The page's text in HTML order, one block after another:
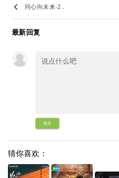
keyboard_arrow_left 同心向未来·2..
最新回复
提交
猜你喜欢：